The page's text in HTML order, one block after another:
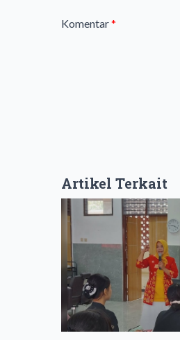
Komentar*
Artikel Terkait